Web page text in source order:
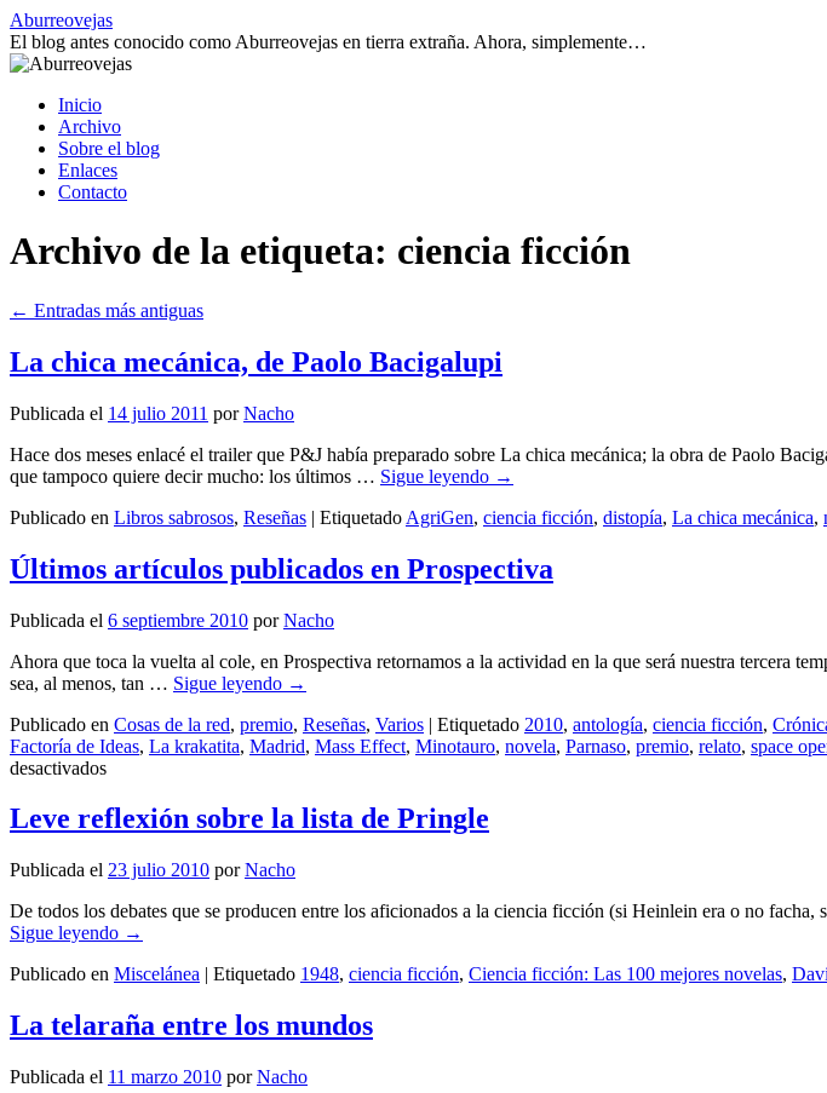
Saltar
al
contenido
Aburreovejas
El blog antes conocido como Aburreovejas en tierra extraña. Ahora, simplemente…
Inicio
Archivo
Sobre el blog
Enlaces
Contacto
Archivo de la etiqueta: ciencia ficción
← Entradas más antiguas
La chica mecánica, de Paolo Bacigalupi
Publicada el 14 julio 2011 por Nacho
Hace dos meses enlacé el trailer que P&J había preparado sobre La chica mecánica; la obra de Paolo
que tampoco quiere decir mucho: los últimos … Sigue leyendo →
Publicado en Libros sabrosos, Reseñas | Etiquetado AgriGen, ciencia ficción, distopía, La chica mecánica,
Últimos artículos publicados en Prospectiva
Publicada el 6 septiembre 2010 por Nacho
Ahora que toca la vuelta al cole, en Prospectiva retornamos a la actividad en la que será nuestra tercera
sea, al menos, tan … Sigue leyendo →
Publicado en Cosas de la red, premio, Reseñas, Varios | Etiquetado 2010, antología, ciencia ficción,
Factoría de Ideas, La krakatita, Madrid, Mass Effect, Minotauro, novela, Parnaso, premio, relato, space
desactivadosen
artículos
publicados
Prospectiva
Leve reflexión sobre la lista de Pringle
Publicada el 23 julio 2010 por Nacho
De todos los debates que se producen entre los aficionados a la ciencia ficción (si Heinlein era o no
Sigue leyendo →
Publicado en Miscelánea | Etiquetado 1948, ciencia ficción, Ciencia ficción: Las 100 mejores novelas,
La telaraña entre los mundos
Publicada el 11 marzo 2010 por Nacho